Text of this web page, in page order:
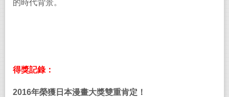
的時代背景。
得獎記錄：
2016年榮獲日本漫畫大獎雙重肯定！